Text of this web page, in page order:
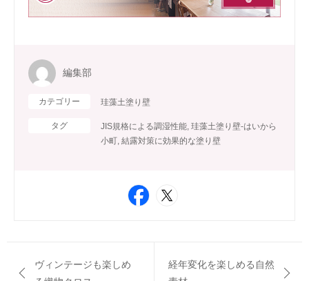
編集部
カテゴリー 珪藻土塗り壁
タグ JIS規格による調湿性能, 珪藻土塗り壁-はいから
小町, 結露対策に効果的な塗り壁
ヴィンテージも楽しめ
経年変化を楽しめる自然